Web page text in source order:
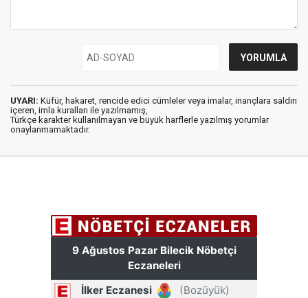
UYARI: Küfür, hakaret, rencide edici cümleler veya imalar, inançlara saldırı
içeren, imla kuralları ile yazılmamış,
Türkçe karakter kullanılmayan ve büyük harflerle yazılmış yorumlar
onaylanmamaktadır.